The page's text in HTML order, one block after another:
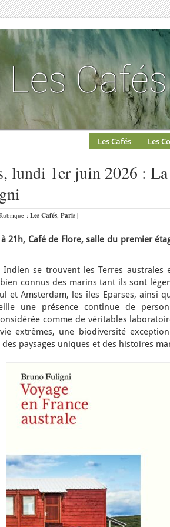
Les Cafés Les
lundi 1er juin 2026 :
: Les Cafés, Paris |
21h, Café de Flore, salle du premier
Indien se trouvent les Terres australes
connus des marins tant ils sont
et Amsterdam, les îles Eparses, ainsi
une présence continue de
comme de véritables
extrêmes, une biodiversité
paysages uniques et des histoires